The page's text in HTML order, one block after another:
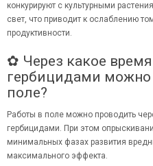
конкурируют с культурными
свет, что приводит к ослаблению
продуктивности.
✿ Через какое
гербицидами можно
поле?
Работы в поле можно проводить
гербицидами. При этом
минимальных фазах развития
максимального эффекта.